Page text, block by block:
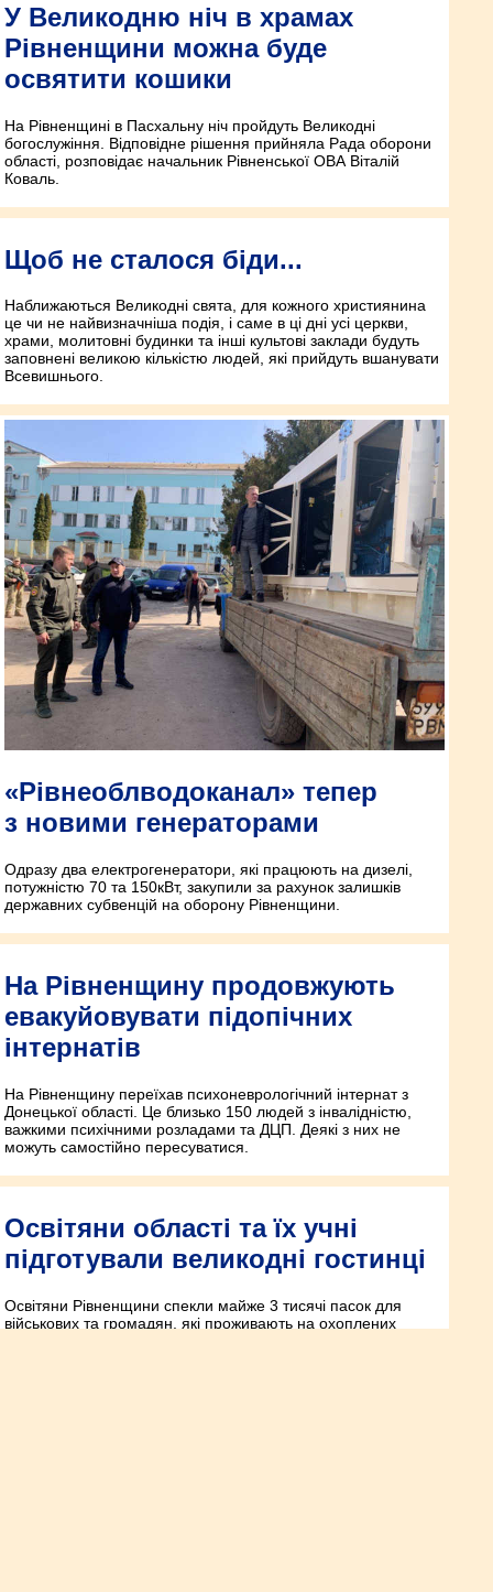
У Великодню ніч в храмах
Рівненщини можна буде
освятити кошики
На Рівненщині в Пасхальну ніч пройдуть Великодні
богослужіння. Відповідне рішення прийняла Рада оборони
області, розповідає начальник Рівненської ОВА Віталій
Коваль.
Щоб не сталося біди...
Наближаються Великодні свята, для кожного християнина
це чи не найвизначніша подія, і саме в ці дні усі церкви,
храми, молитовні будинки та інші культові заклади будуть
заповнені великою кількістю людей, які прийдуть вшанувати
Всевишнього.
«Рівнеоблводоканал» тепер
з новими генераторами
Одразу два електрогенератори, які працюють на дизелі,
потужністю 70 та 150кВт, закупили за рахунок залишків
державних субвенцій на оборону Рівненщини.
На Рівненщину продовжують
евакуйовувати підопічних
інтернатів
На Рівненщину переїхав психоневрологічний інтернат з
Донецької області. Це близько 150 людей з інвалідністю,
важкими психічними розладами та ДЦП. Деякі з них не
можуть самостійно пересуватися.
Освітяни області та їх учні
підготували великодні гостинці
Освітяни Рівненщини спекли майже 3 тисячі пасок для
військових та громадян, які проживають на охоплених